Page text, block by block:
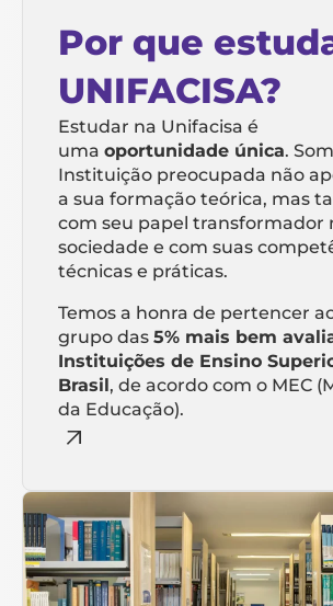
Por que
UNIFACISA?
Estudar na Unifacisa é
uma oportunidade única.
Instituição preocupada não
a sua formação teórica, mas
com seu papel transformador
sociedade e com suas
técnicas e práticas.
Temos a honra de pertencer
grupo das 5% mais bem
Instituições de Ensino
Brasil , de acordo com o MEC
da Educação).